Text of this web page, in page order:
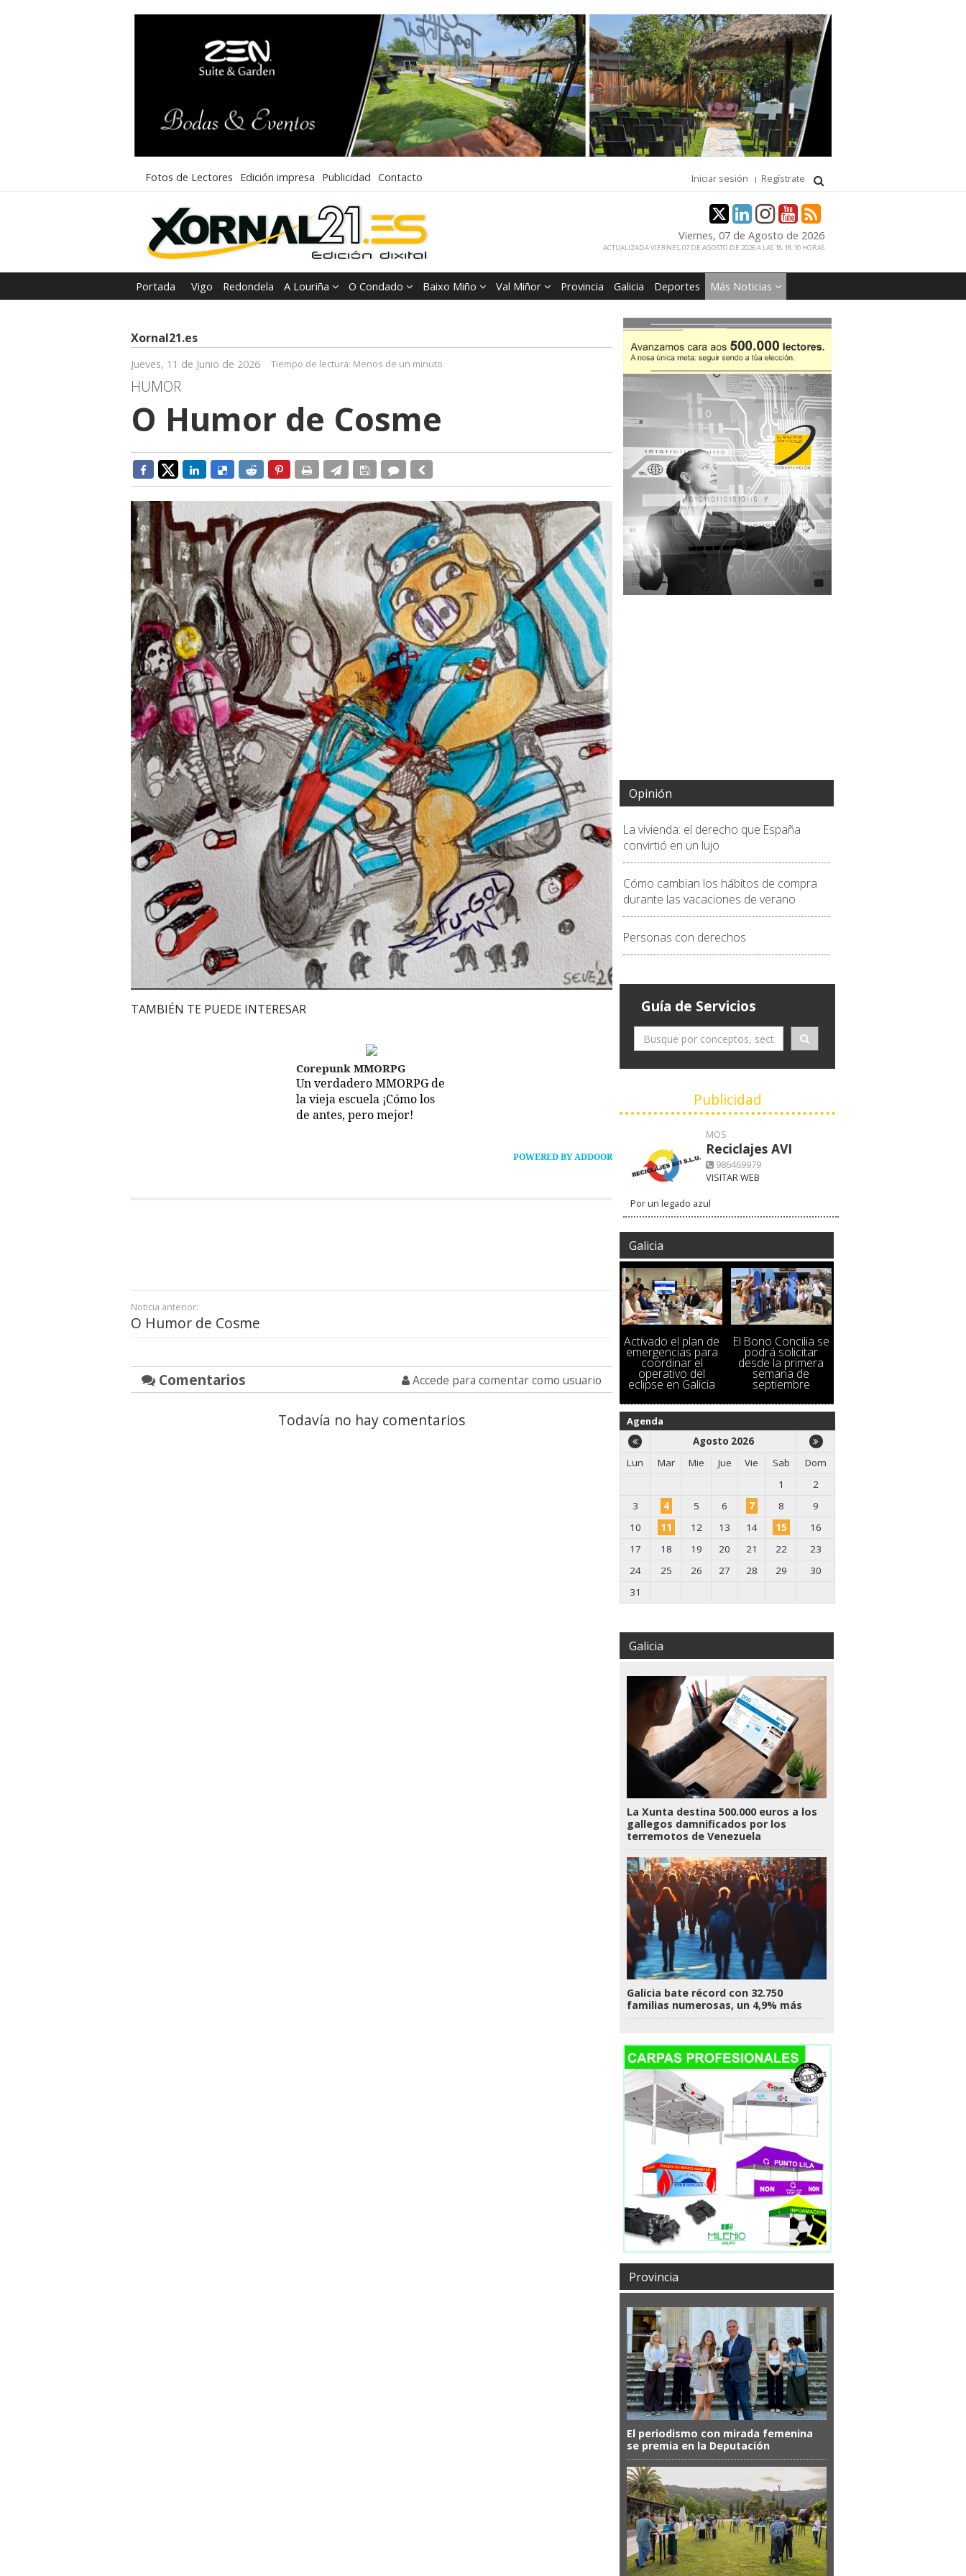
Fotos de Lectores Edición impresa Publicidad Contacto Iniciar sesión Regístrate
Viernes, 07 de Agosto de 2026
ACTUALIZADA VIERNES, 07 DE AGOSTO DE 2026 A LAS 18:18:10 HORAS
Portada Vigo Redondela A Louriña O Condado Baixo Miño Val Miñor Provincia Galicia Deportes Más Noticias
Xornal21.es
Jueves, 11 de Junio de 2026 Tiempo de lectura: Menos de un minuto
HUMOR
O Humor de Cosme
TAMBIÉN TE PUEDE INTERESAR
Corepunk MMORPG
Un verdadero MMORPG de
la vieja escuela ¡Cómo los
de antes, pero mejor!
POWERED BY ADDOOR
Noticia anterior:
O Humor de Cosme
Comentarios Accede para comentar como usuario
Todavía no hay comentarios
Opinión
La vivienda: el derecho que España
convirtió en un lujo
Cómo cambian los hábitos de compra
durante las vacaciones de verano
Personas con derechos
Guía de Servicios
Publicidad
MOS
Reciclajes AVI
986469979
VISITAR WEB
Por un legado azul
Galicia
Activado el plan de
emergencias para
coordinar el
operativo del
eclipse en Galicia
El Bono Concilia se
podrá solicitar
desde la primera
semana de
septiembre
Agenda
Agosto 2026
Lun
Mar Mie Jue Vie Sab
Dom
1
2
3
4 5 6 7 8
9
10
11 12 13 14 15
16
17
18 19 20 21 22
23
24
25 26 27 28 29
30
31
Galicia
La Xunta destina 500.000 euros a los
gallegos damnificados por los
terremotos de Venezuela
Galicia bate récord con 32.750
familias numerosas, un 4,9% más
Provincia
El periodismo con mirada femenina
se premia en la Deputación